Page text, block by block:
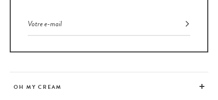
OH MY CREAM